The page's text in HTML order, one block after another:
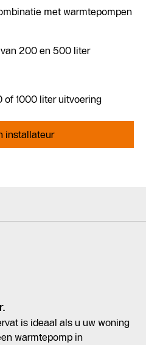
met warmtepompen
200 en 500 liter
of 1000 liter uitvoering
installateur
is ideaal als u uw woning
warmtepomp in